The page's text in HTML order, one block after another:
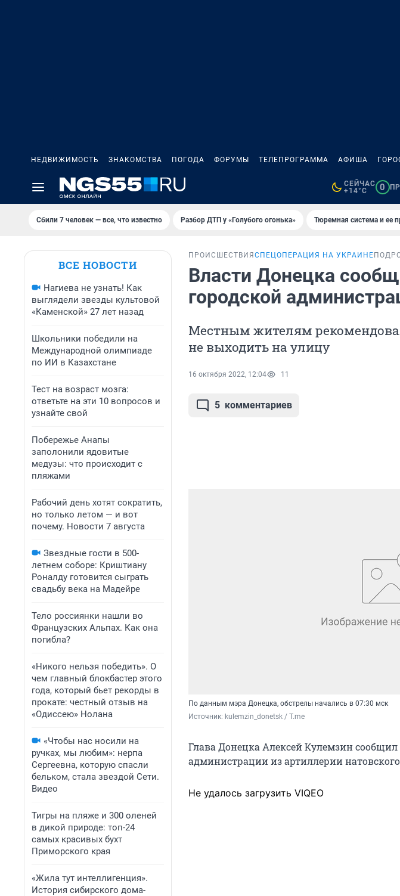
НЕДВИЖИМОСТЬ ЗНАКОМСТВА ПОГОДА ФОРУМЫ ТЕЛЕПРОГРАММА АФИША
СЕЙЧАС
+14°C
0
Сбили 7 человек — все, что известно Разбор ДТП у «Голубого огонька» Тюремная система и ее
ВСЕ НОВОСТИ
Нагиева не узнать! Как
выглядели звезды культовой
«Каменской» 27 лет назад
Школьники победили на
Международной олимпиаде
по ИИ в Казахстане
Тест на возраст мозга:
ответьте на эти 10 вопросов и
узнайте свой
Побережье Анапы
заполонили ядовитые
медузы: что происходит с
пляжами
Рабочий день хотят сократить,
но только летом — и вот
почему. Новости 7 августа
Звездные гости в 500-
летнем соборе: Криштиану
Роналду готовится сыграть
свадьбу века на Мадейре
Тело россиянки нашли во
Французских Альпах. Как она
погибла?
«Никого нельзя победить». О
чем главный блокбастер этого
года, который бьет рекорды в
прокате: честный отзыв на
«Одиссею» Нолана
«Чтобы нас носили на
ручках, мы любим»: нерпа
Сергеевна, которую спасли
бельком, стала звездой Сети.
Видео
Тигры на пляже и 300 оленей
в дикой природе: топ-24
самых красивых бухт
Приморского края
«Жила тут интеллигенция».
История сибирского дома-
ПРОИСШЕСТВИЯ СПЕЦОПЕРАЦИЯ НА УКРАИНЕ
Власти Донецка
городской
Местным жителям
не выходить на улицу
16 октября 2022, 12:04 11
5 комментариев
По данным мэра Донецка, обстрелы начались в 07:30 мск
Источник: kulemzin_donetsk / T.me
Глава Донецка Алексей Кулемзин сообщил
администрации из артиллерии
Не удалось загрузить VIQEO